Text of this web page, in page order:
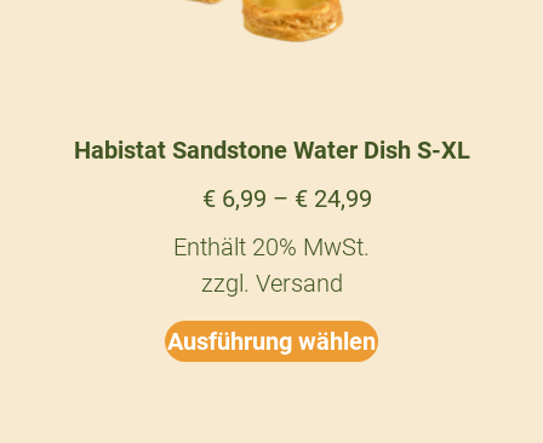
Habistat Sandstone Water Dish S-XL
€6,99 – €24,99
Enthält 20% MwSt.
zzgl. Versand
Ausführung wählen